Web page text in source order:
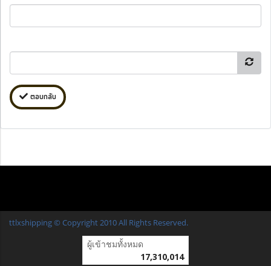
ตอบกลับ
ttlxshipping © Copyright 2010 All Rights Reserved.
ผู้เข้าชมทั้งหมด
17,310,014